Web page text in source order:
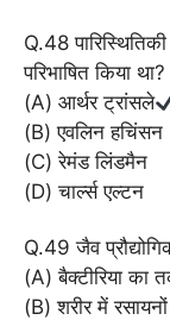
Q.48
परिभाषित किया था?
(A) आर्थर ट्रांसले
(B) एवलिन हचिंसन
(C) रेमंड लिंडमैन
(D) चार्ल्स एल्टन
Q.49 जैव
(A) बैक्टीरिया का
(B) शरीर में